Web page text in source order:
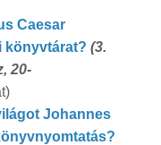
Caesar
könyvtárat? (3.
20-
Johannes